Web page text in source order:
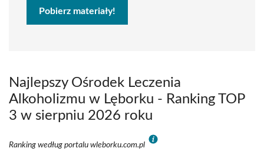
Pobierz materiały!
Najlepszy Ośrodek Leczenia
Alkoholizmu w Lęborku - Ranking TOP
3 w sierpniu 2026 roku
Ranking według portalu wleborku.com.pl